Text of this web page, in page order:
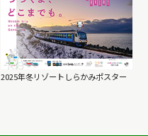
2025年冬リゾートしらかみポスター